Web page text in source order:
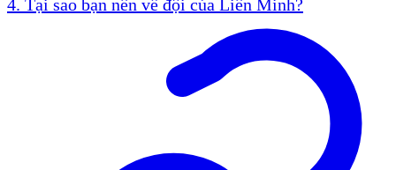
4. Tại sao bạn nên về đội của Liên Minh?